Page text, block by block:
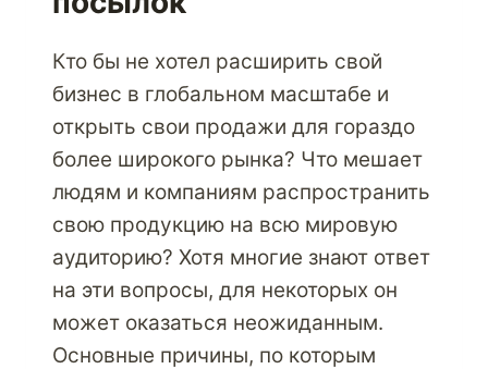
Кто бы не хотел расширить свой
бизнес в глобальном масштабе и
открыть свои продажи для гораздо
более широкого рынка? Что мешает
людям и компаниям распространить
свою продукцию на всю мировую
аудиторию? Хотя многие знают ответ
на эти вопросы, для некоторых он
может оказаться неожиданным.
Основные причины, по которым